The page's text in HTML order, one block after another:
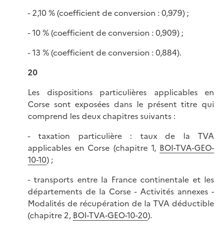
- 2,10 % (coefficient de conversion : 0,979) ;
- 10 % (coefficient de conversion : 0,909) ;
- 13 % (coefficient de conversion : 0,884).
20
Les dispositions particulières applicables en
Corse sont exposées dans le présent titre qui
comprend les deux chapitres suivants :
- taxation particulière : taux de la TVA
applicables en Corse (chapitre 1, BOI-TVA-GEO-
10-10) ;
- transports entre la France continentale et les
départements de la Corse - Activités annexes -
Modalités de récupération de la TVA déductible
(chapitre 2, BOI-TVA-GEO-10-20).